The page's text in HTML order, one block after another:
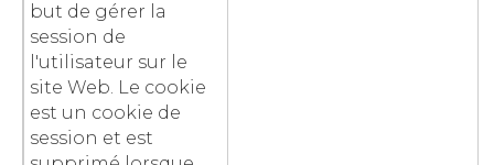
but de gérer la
session de
l'utilisateur sur le
site Web. Le cookie
est un cookie de
session et est